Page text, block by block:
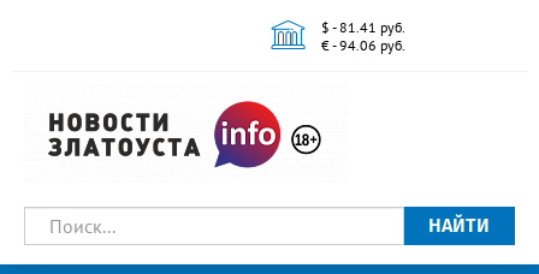
$ - 81.41 руб.
€ - 94.06 руб.
НАЙТИ